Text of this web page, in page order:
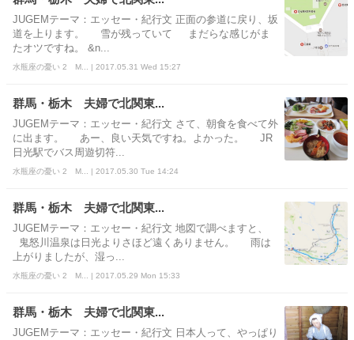
JUGEMテーマ：エッセー・紀行文 正面の参道に戻り、坂
道を上ります。 雪が残っていて まだらな感じがま
たオツですね。 &n...
水瓶座の憂い 2 M... | 2017.05.31 Wed 15:27
群馬・栃木 夫婦で北関東...
JUGEMテーマ：エッセー・紀行文 さて、朝食を食べて外
に出ます。 あー、良い天気ですね。よかった。 JR
日光駅でバス周遊切符...
水瓶座の憂い 2 M... | 2017.05.30 Tue 14:24
群馬・栃木 夫婦で北関東...
JUGEMテーマ：エッセー・紀行文 地図で調べますと、
鬼怒川温泉は日光よりさほど遠くありません。 雨は
上がりましたが、湿っ...
水瓶座の憂い 2 M... | 2017.05.29 Mon 15:33
群馬・栃木 夫婦で北関東...
JUGEMテーマ：エッセー・紀行文 日本人って、やっぱり